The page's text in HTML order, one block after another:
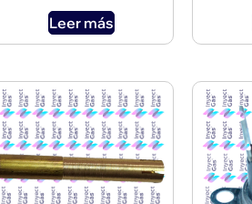
Leer más